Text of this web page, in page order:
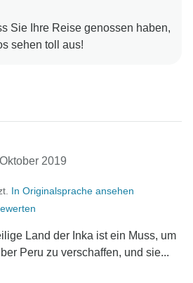
Sie Ihre Reise genossen haben,
Oktober 2019
In Originalsprache ansehen
Land der Inka ist ein Muss, um
Peru zu verschaffen, und sie...